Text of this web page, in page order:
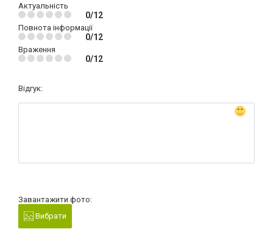
Актуальність
0/12
Повнота інформації
0/12
Враження
0/12
Відгук:
Завантажити фото:
Вибрати